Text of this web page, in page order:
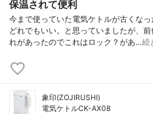
保温されて便利
今まで使っていた電気ケトルが古くな
どれでもいい。と思っていましたが、
れがあったのでこれはロック？があ…続
象印(ZOJIRUSHI)
電気ケトルCK-AX08